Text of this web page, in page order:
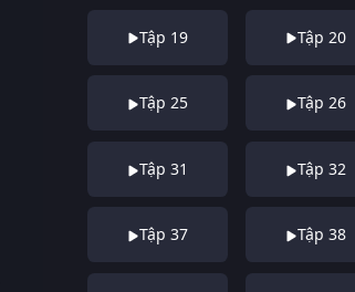
Tập 19 Tập 20
Tập 25 Tập 26
Tập 31 Tập 32
Tập 37 Tập 38